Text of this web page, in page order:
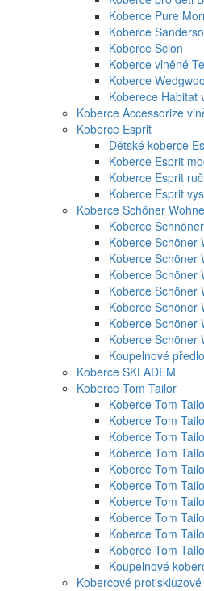
Koberce Pure
Koberce
Koberce Scion
Koberce vlněné
Koberce
Koberece Habitat
Koberce Accessorize
Koberce Esprit
Dětské koberce
Koberce Esprit
Koberce Esprit
Koberce Esprit
Koberce Schöner
Koberce
Koberce Schöner
Koberce Schöner
Koberce Schöner
Koberce Schöner
Koberce Schöner
Koberce Schöner
Koberce Schöner
Koupelnové
Koberce SKLADEM
Koberce Tom Tailor
Koberce Tom
Koberce Tom
Koberce Tom
Koberce Tom
Koberce Tom
Koberce Tom
Koberce Tom
Koberce Tom
Koberce Tom
Koberce Tom
Koupelnové
Kobercové